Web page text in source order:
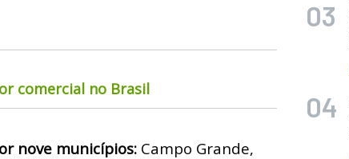
comercial no Brasil
nove municípios: Campo Grande,